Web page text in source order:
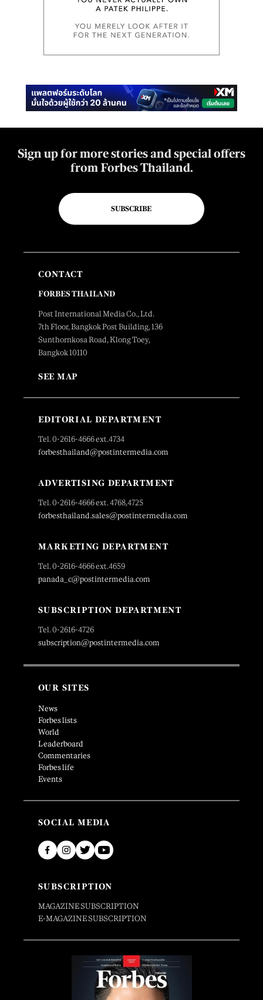
Sign up for more stories and special offers
from Forbes Thailand.
SUBSCRIBE
CONTACT
FORBES THAILAND
Post International Media Co., Ltd.
7th Floor, Bangkok Post Building, 136
Sunthornkosa Road, Klong Toey,
Bangkok 10110
SEE MAP
EDITORIAL DEPARTMENT
Tel. 0-2616-4666 ext.4734
forbesthailand@postintermedia.com
ADVERTISING DEPARTMENT
Tel. 0-2616-4666 ext. 4768,4725
forbesthailand.sales@postintermedia.com
MARKETING DEPARTMENT
Tel. 0-2616-4666 ext.4659
panada_c@postintermedia.com
SUBSCRIPTION DEPARTMENT
Tel. 0-2616-4726
subscription@postintermedia.com
OUR SITES
News
Forbes lists
World
Leaderboard
Commentaries
Forbes life
Events
SOCIAL MEDIA
SUBSCRIPTION
MAGAZINE SUBSCRIPTION
E-MAGAZINE SUBSCRIPTION